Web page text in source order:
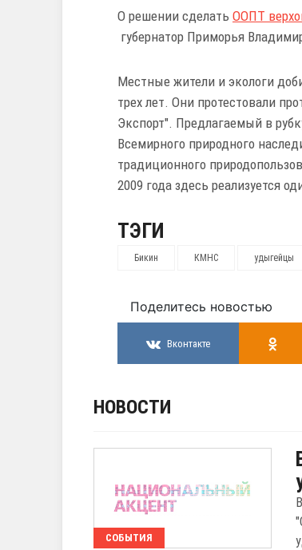
О решении сделать ООПТ
губернатор Приморья
Местные жители и экологи
трех лет. Они протестовали
Экспорт". Предлагаемый в
Всемирного природного
традиционного
2009 года здесь реализуется
ТЭГИ
Бикин КМНС удыгейцы
Поделитесь новостью
Вконтакте
НОВОСТИ
СОБЫТИЯ